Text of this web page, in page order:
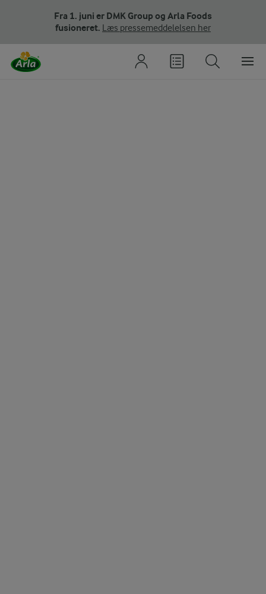
Fra 1. juni er DMK Group og Arla Foods
fusioneret. Læs pressemeddelelsen her